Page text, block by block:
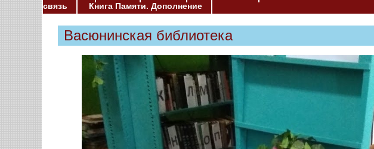
связь
Книга Памяти. Дополнение
Васюнинская библиотека